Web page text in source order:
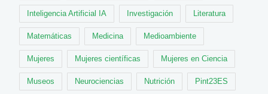
Inteligencia Artificial IA Investigación Literatura
Matemáticas Medicina Medioambiente
Mujeres Mujeres científicas Mujeres en Ciencia
Museos Neurociencias Nutrición Pint23ES